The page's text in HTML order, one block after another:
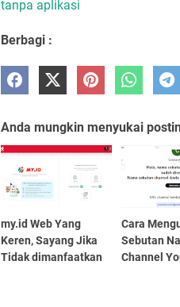
tanpa aplikasi
Berbagi :
Anda mungkin menyukai
my.id Web Yang
Keren, Sayang Jika
Tidak dimanfaatkan
Cara
Sebutan
Channel